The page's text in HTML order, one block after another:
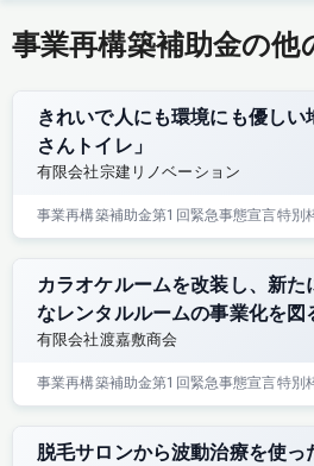
事業再構築補助金の他
きれいで人にも環境にも優しい
さんトイレ」
有限会社宗建リノベーション
事業再構築補助金第1回緊急事態宣言特別
カラオケルームを改装し、新
なレンタルルームの事業化を図
有限会社渡嘉敷商会
事業再構築補助金第1回緊急事態宣言特別
脱毛サロンから波動治療を使っ